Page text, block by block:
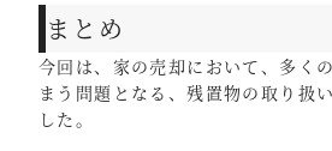
まとめ
今回は、家の売却において、多く
まう問題となる、残置物の取り扱
した。